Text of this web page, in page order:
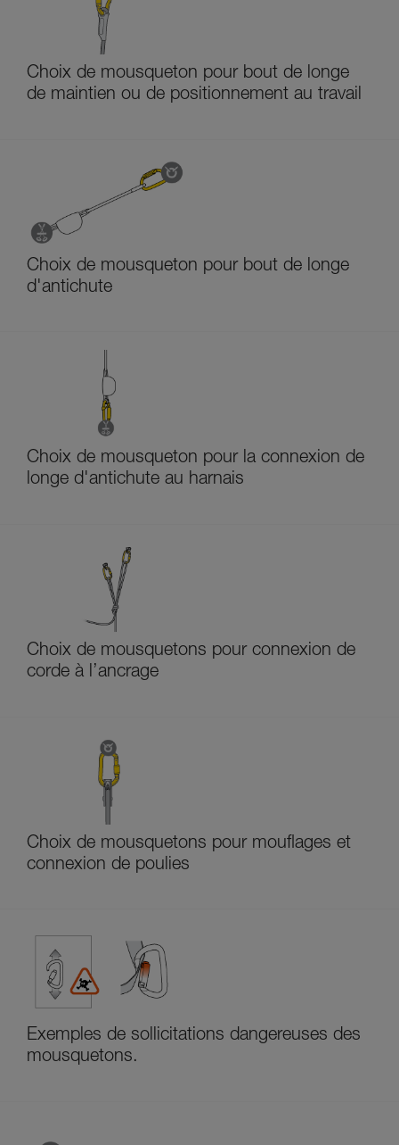
Choix de mousqueton pour bout de longe
de maintien ou de positionnement au travail
Choix de mousqueton pour bout de longe
d'antichute
Choix de mousqueton pour la connexion de
longe d'antichute au harnais
Choix de mousquetons pour connexion de
corde à l’ancrage
Choix de mousquetons pour mouflages et
connexion de poulies
Exemples de sollicitations dangereuses des
mousquetons.